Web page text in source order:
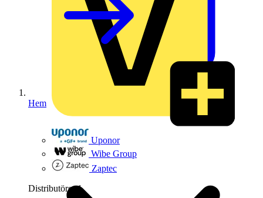
Uponor
Wibe Group
Zaptec
Distributörer 1
Hem